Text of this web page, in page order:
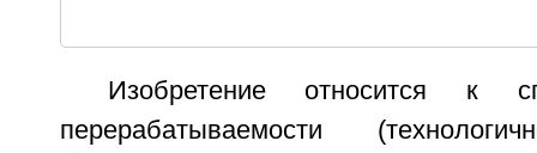
Изобретение относится к
перерабатываемости